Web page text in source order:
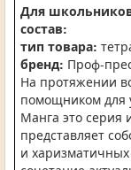
Для
состав:
тип товара:
бренд: Проф-
На протяжении
помощником для
Манга это серия
представляет
и